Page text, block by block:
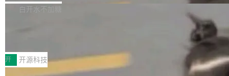
个主 agent 循环，外加一组后台 agent。这些后
库，并将作为transport接入Mooncake TENT。
MPComm将作为一种传输引擎接入Mooncake T
ENT，实现零拷贝传输性能提升30%、非零拷贝
白开水不加糖
型案例入选名单》，深信服“面向企业研发场景的
开源 AI 编程平台 CoStrict 应用”凭借卓越的技术
开 开源科技